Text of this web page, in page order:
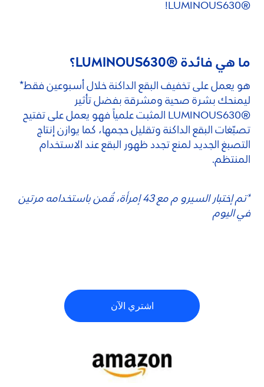
®
LUMINOUS630!
ما هي فائدة ® LUMINOUS630؟
هو يعمل على تخفيف البقع الداكنة خلال أسبوعين فقط*
ليمنحك بشرة صحية ومشرقة بفضل تأثير
®
LUMINOUS
630 المثبت علمياً فهو يعمل على تفتيح
تصبّغات البقع الداكنة وتقليل حجمها، كما يوازن إنتاج
التصبغ الجديد لمنع تجدد ظهور البقع عند الاستخدام
المنتظم.
*تم إختبار السيرو م مع 43 إمرأة، قُمن باستخدامه مرتين
في اليوم
اشتري الآن